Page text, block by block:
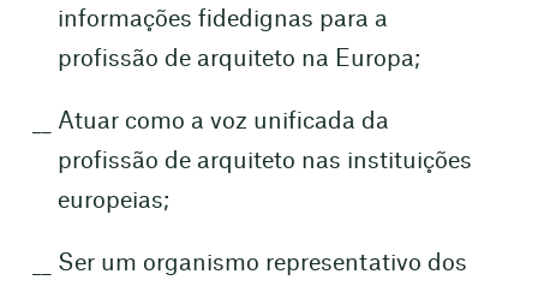
informações fidedignas para a
profissão de arquiteto na Europa;
Atuar como a voz unificada da
profissão de arquiteto nas instituições
europeias;
Ser um organismo representativo dos